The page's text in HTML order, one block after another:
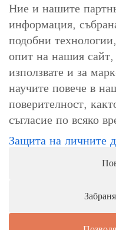
За контакт
info@cosori.bg
0898 396 966
Работно време
Понеделник-петък:
Събота, неделя и
Ние и нашите
информация,
подобни
опит на нашия
използвате и за
научите повече в
поверителност,
съгласие по всяко
Защита на личните